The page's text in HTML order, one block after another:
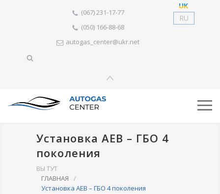
(067) 231-17-77
(050) 166-88-68
autogas_center@ukr.net
UK
RU
Установка AEB – ГБО 4
поколения
ВЫ ТУТ
ГЛАВНАЯ
/
Установка AEB – ГБО 4 поколения